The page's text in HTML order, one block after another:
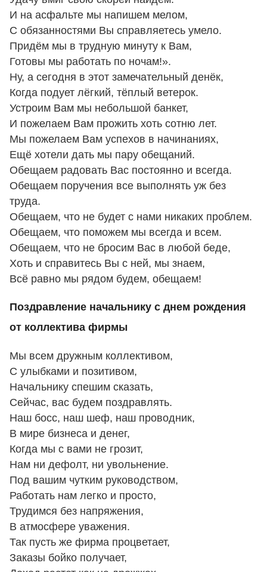
И на асфальте мы напишем мелом,
С обязанностями Вы справляетесь умело.
Придём мы в трудную минуту к Вам,
Готовы мы работать по ночам!».
Ну, а сегодня в этот замечательный денёк,
Когда подует лёгкий, тёплый ветерок.
Устроим Вам мы небольшой банкет,
И пожелаем Вам прожить хоть сотню лет.
Мы пожелаем Вам успехов в начинаниях,
Ещё хотели дать мы пару обещаний.
Обещаем радовать Вас постоянно и всегда.
Обещаем поручения все выполнять уж без
труда.
Обещаем, что не будет с нами никаких проблем.
Обещаем, что поможем мы всегда и всем.
Обещаем, что не бросим Вас в любой беде,
Хоть и справитесь Вы с ней, мы знаем,
Всё равно мы рядом будем, обещаем!
Поздравление начальнику с днем рождения
от коллектива фирмы
Мы всем дружным коллективом,
С улыбками и позитивом,
Начальнику спешим сказать,
Сейчас, вас будем поздравлять.
Наш босс, наш шеф, наш проводник,
В мире бизнеса и денег,
Когда мы с вами не грозит,
Нам ни дефолт, ни увольнение.
Под вашим чутким руководством,
Работать нам легко и просто,
Трудимся без напряжения,
В атмосфере уважения.
Так пусть же фирма процветает,
Заказы бойко получает,